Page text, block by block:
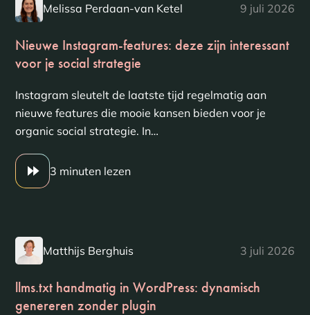
Melissa Perdaan-van Ketel 9 juli 2026
Nieuwe Instagram-features: deze zijn interessant
voor je social strategie
Instagram sleutelt de laatste tijd regelmatig aan
nieuwe features die mooie kansen bieden voor je
organic social strategie. In…
3 minuten lezen
Matthijs Berghuis 3 juli 2026
llms.txt handmatig in WordPress: dynamisch
genereren zonder plugin